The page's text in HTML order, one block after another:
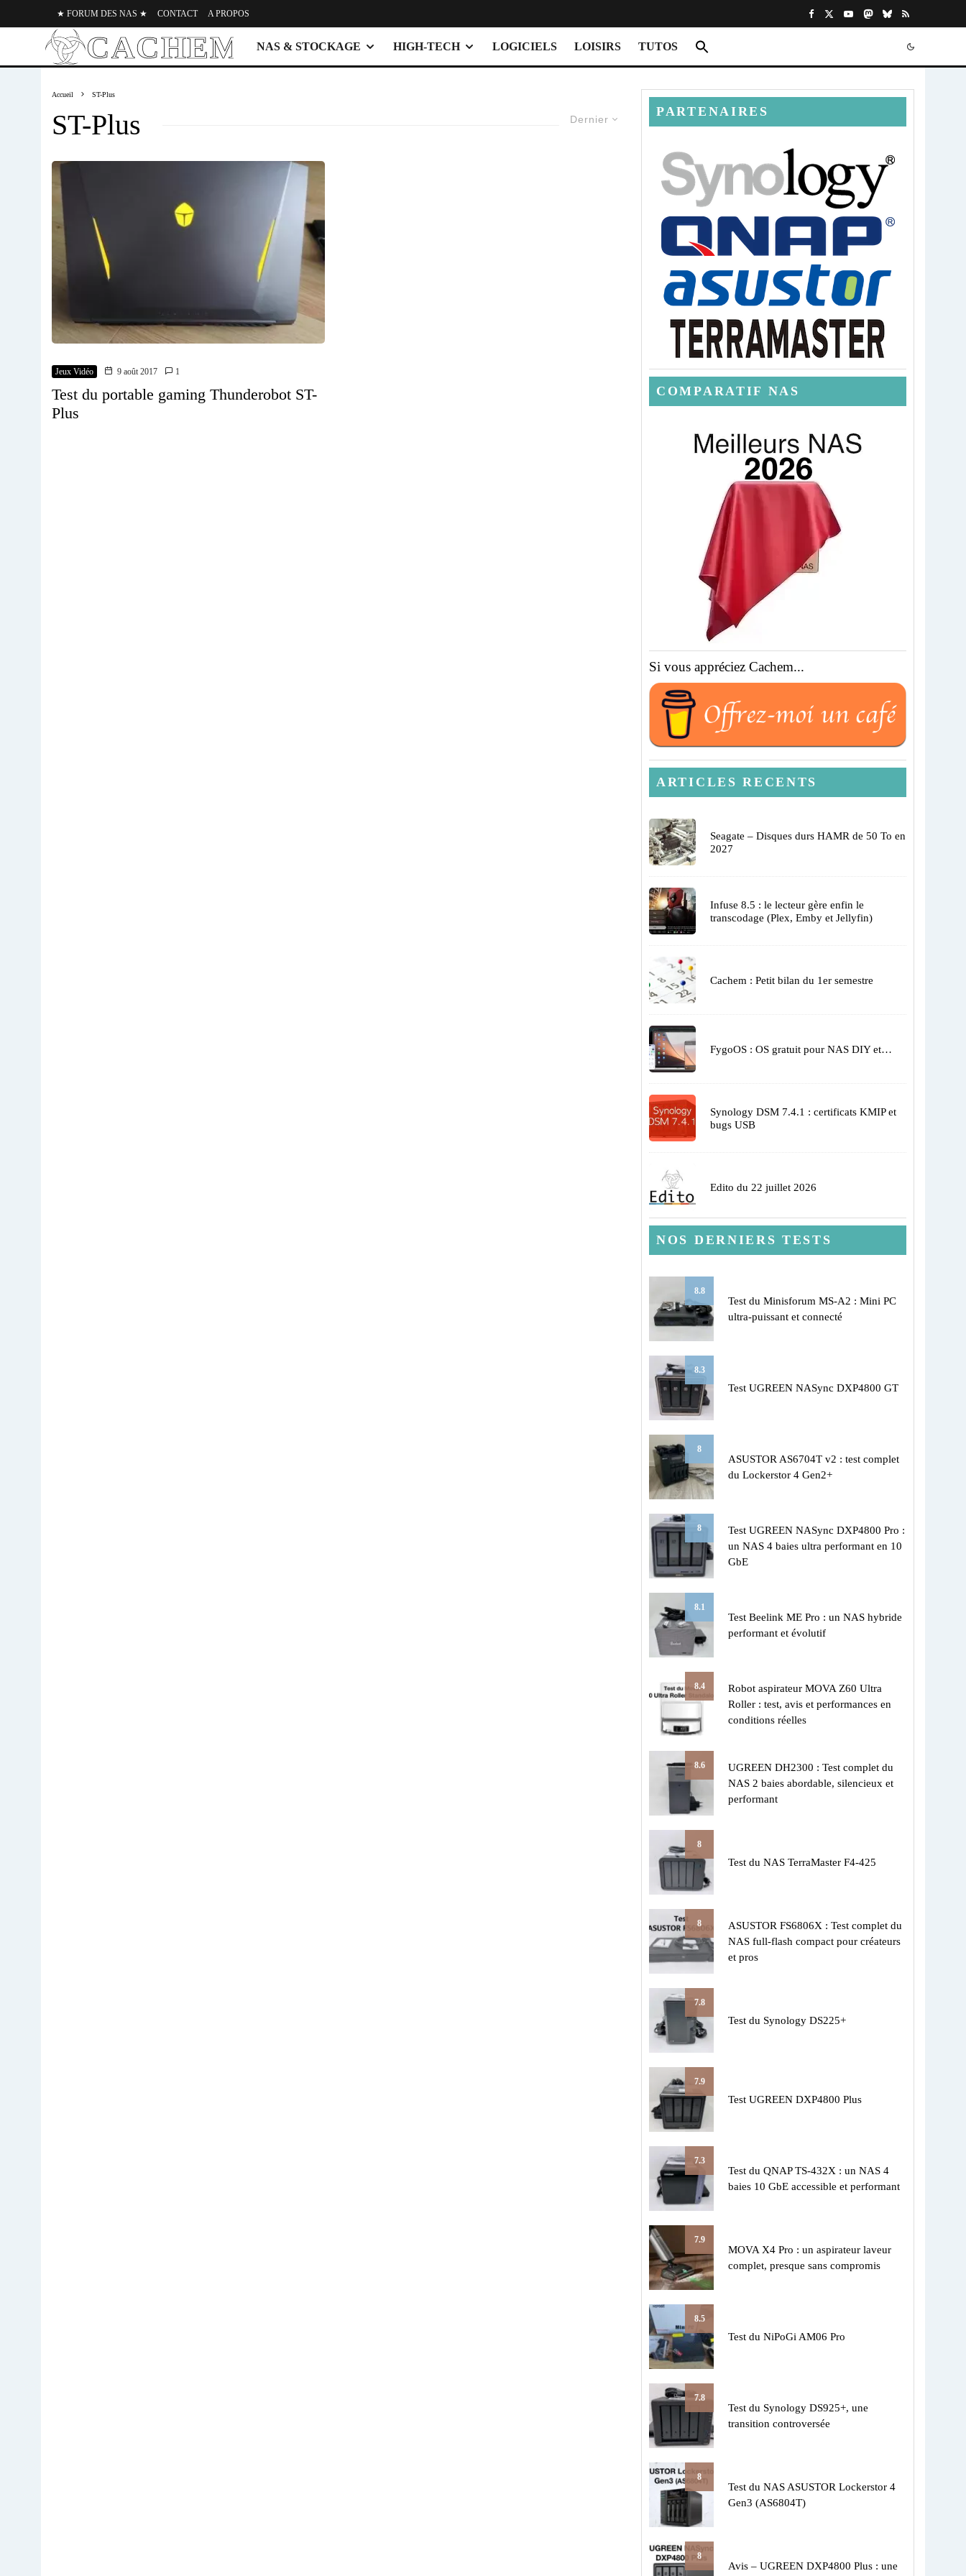
★ FORUM DES NAS ★ CONTACT A PROPOS
NAS & STOCKAGE HIGH-TECH LOGICIELS LOISIRS TUTOS
Accueil ST-Plus
Dernier
ST-Plus
Jeux Vidéo 9 août 2017 1
Test du portable gaming Thunderobot ST-
Plus
PARTENAIRES
COMPARATIF NAS
Si vous appréciez Cachem...
ARTICLES RECENTS
Seagate – Disques durs HAMR de 50 To en
2027
Infuse 8.5 : le lecteur gère enfin le
transcodage (Plex, Emby et Jellyfin)
Cachem : Petit bilan du 1er semestre
FygoOS : OS gratuit pour NAS DIY et…
Synology DSM 7.4.1 : certificats KMIP et
bugs USB
Edito du 22 juillet 2026
NOS DERNIERS TESTS
8.8
Test du Minisforum MS-A2 : Mini PC
ultra-puissant et connecté
8.3
Test UGREEN NASync DXP4800 GT
8
ASUSTOR AS6704T v2 : test complet
du Lockerstor 4 Gen2+
8
Test UGREEN NASync DXP4800 Pro :
un NAS 4 baies ultra performant en 10
GbE
8.1
Test Beelink ME Pro : un NAS hybride
performant et évolutif
8.4
Robot aspirateur MOVA Z60 Ultra
Roller : test, avis et performances en
conditions réelles
8.6
UGREEN DH2300 : Test complet du
NAS 2 baies abordable, silencieux et
performant
8
Test du NAS TerraMaster F4-425
8
ASUSTOR FS6806X : Test complet du
NAS full-flash compact pour créateurs
et pros
7.8
Test du Synology DS225+
7.9
Test UGREEN DXP4800 Plus
7.3
Test du QNAP TS-432X : un NAS 4
baies 10 GbE accessible et performant
7.9
MOVA X4 Pro : un aspirateur laveur
complet, presque sans compromis
8.5
Test du NiPoGi AM06 Pro
7.8
Test du Synology DS925+, une
transition controversée
8
Test du NAS ASUSTOR Lockerstor 4
Gen3 (AS6804T)
8
Avis – UGREEN DXP4800 Plus : une